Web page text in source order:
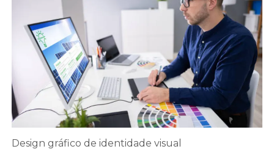
Design gráfico de identidade visual